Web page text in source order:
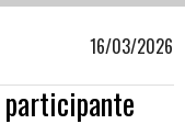
16/03/2026
participante